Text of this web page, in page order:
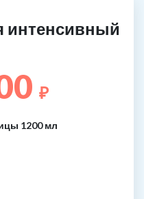
интенсивный
₽
1200 мл